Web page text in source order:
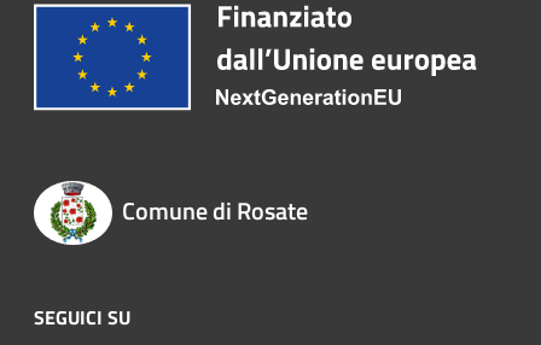
Comune di Rosate
SEGUICI SU